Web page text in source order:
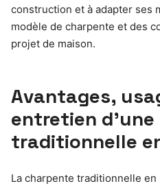
construction et à adapter ses
modèle de charpente et des
projet de maison.
Avantages,
entretien
traditionnelle
La charpente traditionnelle